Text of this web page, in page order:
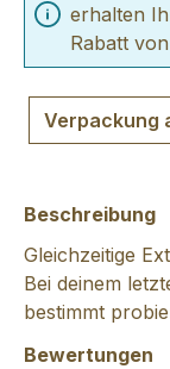
erhalten
Rabatt
Verpackung
Beschreibung
Gleichzeitige
Bei deinem
bestimmt
Bewertungen